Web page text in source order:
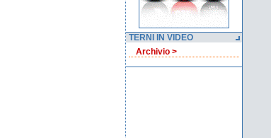
TERNI IN VIDEO
Archivio >